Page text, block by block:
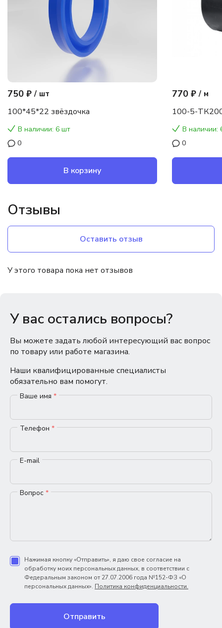
750 ₽ / шт
100*45*22 звёздочка
В наличии: 6 шт
0
В корзину
770 ₽ / м
100-5-
В наличии:
0
Отзывы
Оставить отзыв
У этого товара пока нет отзывов
У вас остались вопросы?
Вы можете задать любой интересующий вас вопрос
по товару или работе магазина.
Наши квалифицированные специалисты
обязательно вам помогут.
Ваше имя *
Телефон *
E-mail
Вопрос *
Нажимая кнопку «Отправить», я даю свое согласие на
обработку моих персональных данных, в соответствии с
Федеральным законом от 27.07.2006 года №152-ФЗ «О
персональных данных». Политика конфиденциальности.
Отправить